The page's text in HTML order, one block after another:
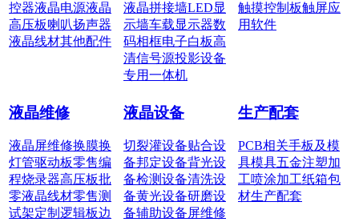
控器液晶电源液晶
高压板喇叭扬声器
液晶线材其他配件
液晶拼接墙LED显
示墙车载显示器数
码相框电子白板高
清信号源投影设备
专用一体机
触摸控制板触屏应
用软件
液晶维修
液晶屏维修换膜换
灯管驱动板零售编
程烧录器高压板批
零液晶线材零售测
试架定制 逻辑板边
液晶设备
切裂灌设备贴合设
备邦定设备背光设
备检测设备清洗设
备黄光设备研磨设
备辅助设备屏维修
生产配套
PCB相关手板及模
具模具五金注塑加
工喷涂加工纸箱包
材生产配套